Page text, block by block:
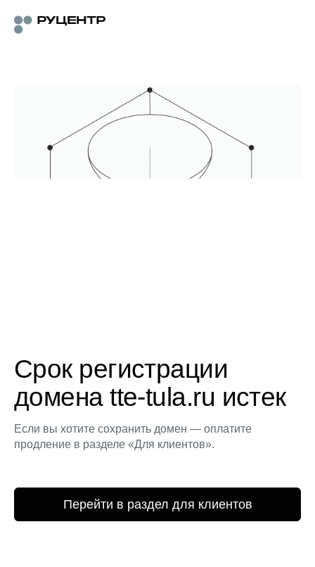
Срок регистрации
домена tte-tula.ru истек
Если вы хотите сохранить домен — оплатите
продление в разделе «Для клиентов».
Перейти в раздел для клиентов